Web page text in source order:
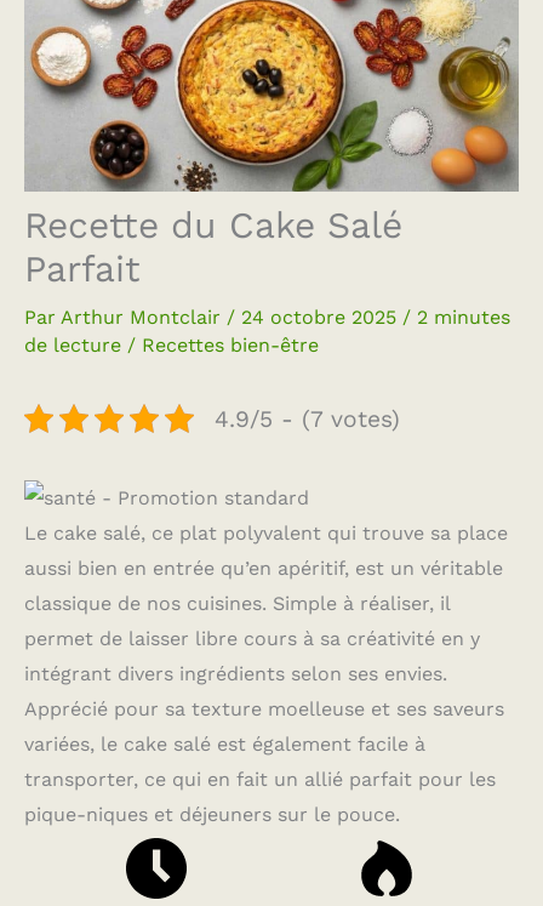
Recette du Cake Salé
Parfait
Par Arthur Montclair / 24 octobre 2025 / 2 minutes
de lecture / Recettes bien-être
4.9/5 - (7 votes)
Le cake salé, ce plat polyvalent qui trouve sa place
aussi bien en entrée qu’en apéritif, est un véritable
classique de nos cuisines. Simple à réaliser, il
permet de laisser libre cours à sa créativité en y
intégrant divers ingrédients selon ses envies.
Apprécié pour sa texture moelleuse et ses saveurs
variées, le cake salé est également facile à
transporter, ce qui en fait un allié parfait pour les
pique-niques et déjeuners sur le pouce.